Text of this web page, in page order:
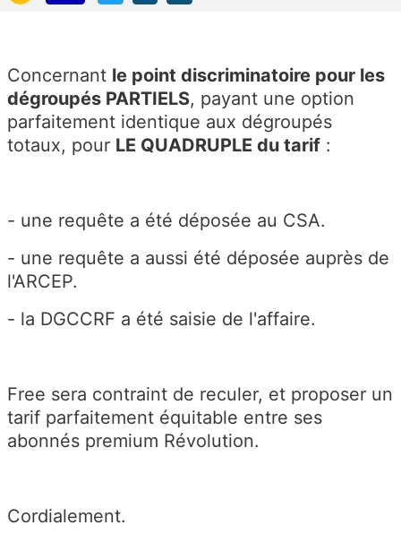
Concernant le point discriminatoire pour les
dégroupés PARTIELS, payant une option
parfaitement identique aux dégroupés
totaux, pour LE QUADRUPLE du tarif :
- une requête a été déposée au CSA.
- une requête a aussi été déposée auprès de
l'ARCEP.
- la DGCCRF a été saisie de l'affaire.
Free sera contraint de reculer, et proposer un
tarif parfaitement équitable entre ses
abonnés premium Révolution.
Cordialement.